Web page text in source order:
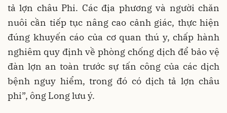
tả lợn châu Phi. Các địa phương và người chăn
nuôi cần tiếp tục nâng cao cảnh giác, thực hiện
đúng khuyến cáo của cơ quan thú y, chấp hành
nghiêm quy định về phòng chống dịch để bảo vệ
đàn lợn an toàn trước sự tấn công của các dịch
bệnh nguy hiểm, trong đó có dịch tả lợn châu
phi”, ông Long lưu ý.